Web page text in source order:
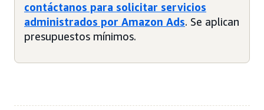
contáctanos para solicitar servicios
administrados por Amazon Ads. Se aplican
presupuestos mínimos.